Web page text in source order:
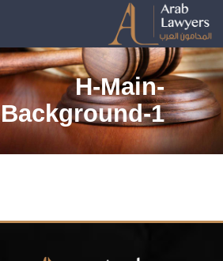
H-Main-
Background-1